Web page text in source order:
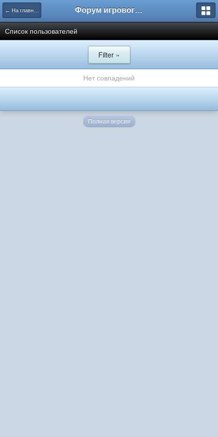
← На главную Форум игрового проекта Riverrise
Список пользователей
Filter »
Нет совпадений
Полная версия